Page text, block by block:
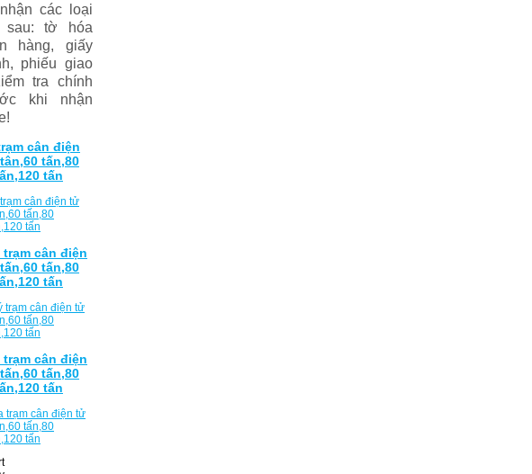
ận các loại
sau: tờ hóa
hàng, giấy
phiếu giao
ểm tra chính
c khi nhận
!
cân điện
tấn,80
tấn
cân điện
tấn,80
tấn
trạm cân điện
tấn,80
tấn